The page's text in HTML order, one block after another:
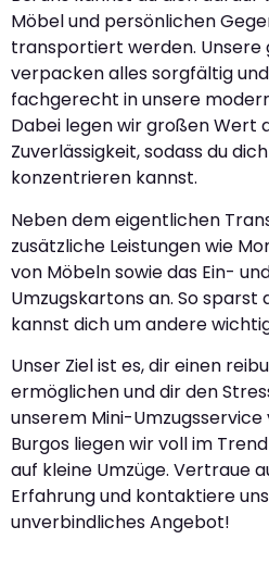
Möbel und persönlichen
transportiert werden.
verpacken alles sorgfältig
fachgerecht in unsere
Dabei legen wir großen Wert
Zuverlässigkeit, sodass du
konzentrieren kannst.
Neben dem eigentlichen
zusätzliche Leistungen wie
von Möbeln sowie das Ein-
Umzugskartons an. So sparst
kannst dich um andere
Unser Ziel ist es, dir einen
ermöglichen und dir den
unserem Mini-
Burgos liegen wir voll im
auf kleine Umzüge. Vertraue
Erfahrung und kontaktiere
unverbindliches Angebot!